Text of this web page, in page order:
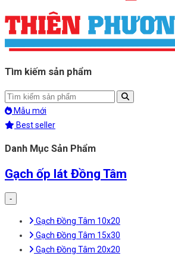
Tìm kiếm sản phẩm
Mẫu mới
Best seller
Danh Mục Sản Phẩm
Gạch ốp lát Đồng Tâm
-
Gạch Đồng Tâm 10x20
Gạch Đồng Tâm 15x30
Gạch Đồng Tâm 20x20